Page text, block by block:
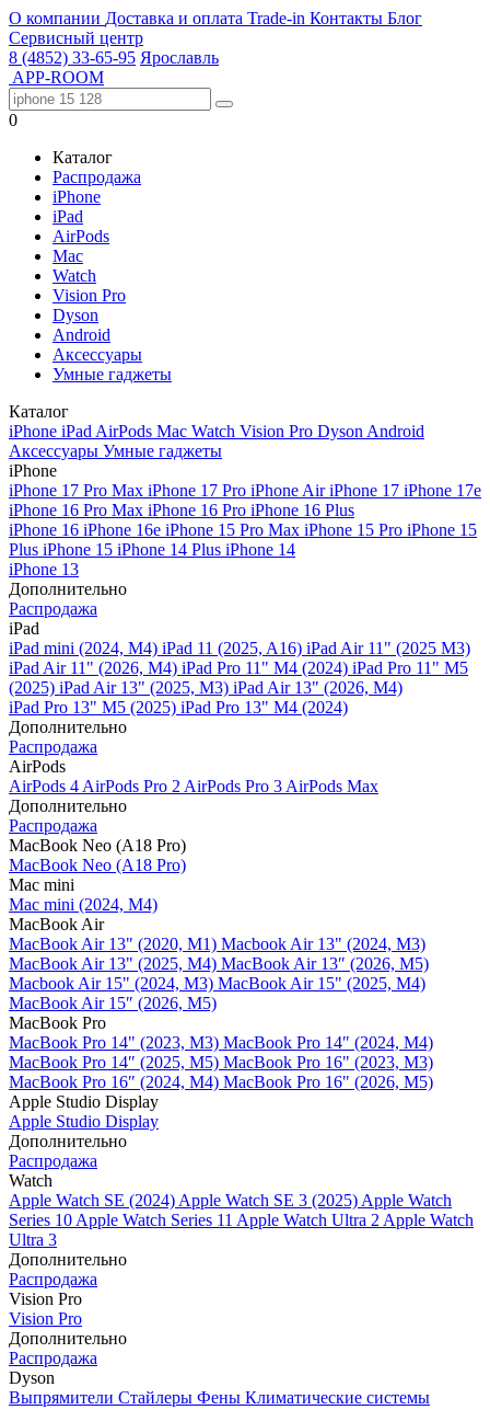
О компании Доставка и оплата Trade-in Контакты Блог
Сервисный центр
8 (4852) 33-65-95 Ярославль
APP-ROOM
0
Каталог
Распродажа
iPhone
iPad
AirPods
Mac
Watch
Vision Pro
Dyson
Android
Аксессуары
Умные гаджеты
Каталог
iPhone iPad AirPods Mac Watch Vision Pro Dyson Android
Аксессуары Умные гаджеты
iPhone
iPhone 17 Pro Max iPhone 17 Pro iPhone AiriPhone 17 iPhone 17e
iPhone 16 Pro Max iPhone 16 Pro iPhone 16 Plus
iPhone 16 iPhone 16e iPhone 15 Pro Max iPhone 15 Pro iPhone 15
Plus iPhone 15 iPhone 14 Plus iPhone 14
iPhone 13
Дополнительно
Распродажа
iPad
iPad mini (2024, M4) iPad 11 (2025, A16) iPad Air 11" (2025 M3)
iPad Air 11" (2026, M4) iPad Pro 11" M4 (2024) iPad Pro 11" M5
(2025) iPad Air 13" (2025, M3) iPad Air 13" (2026, M4)
iPad Pro 13" M5 (2025) iPad Pro 13" M4 (2024)
Дополнительно
Распродажа
AirPods
AirPods 4 AirPods Pro 2 AirPods Pro 3 AirPods Max
Дополнительно
Распродажа
MacBook Neo (A18 Pro)
MacBook Neo (A18 Pro)
Mac mini
Mac mini (2024, M4)
MacBook Air
MacBook Air 13" (2020, M1) Macbook Air 13" (2024, M3)
MacBook Air 13" (2025, M4) MacBook Air 13″ (2026, M5)
Macbook Air 15" (2024, M3) MacBook Air 15" (2025, M4)
MacBook Air 15″ (2026, M5)
MacBook Pro
MacBook Pro 14" (2023, M3) MacBook Pro 14″ (2024, M4)
MacBook Pro 14″ (2025, M5) MacBook Pro 16" (2023, M3)
MacBook Pro 16″ (2024, M4) MacBook Pro 16" (2026, M5)
Apple Studio Display
Apple Studio Display
Дополнительно
Распродажа
Watch
Apple Watch SE (2024) Apple Watch SE 3 (2025) Apple Watch
Series 10 Apple Watch Series 11 Apple Watch Ultra 2 Apple Watch
Ultra 3
Дополнительно
Распродажа
Vision Pro
Vision Pro
Дополнительно
Распродажа
Dyson
Выпрямители Стайлеры Фены Климатические системы